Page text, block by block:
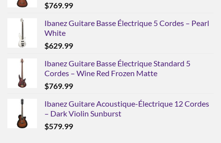
$769.99
Ibanez Guitare Basse Électrique 5 Cordes – Pearl
White
$629.99
Ibanez Guitare Basse Électrique Standard 5
Cordes – Wine Red Frozen Matte
$769.99
Ibanez Guitare Acoustique-Électrique 12 Cordes
– Dark Violin Sunburst
$579.99